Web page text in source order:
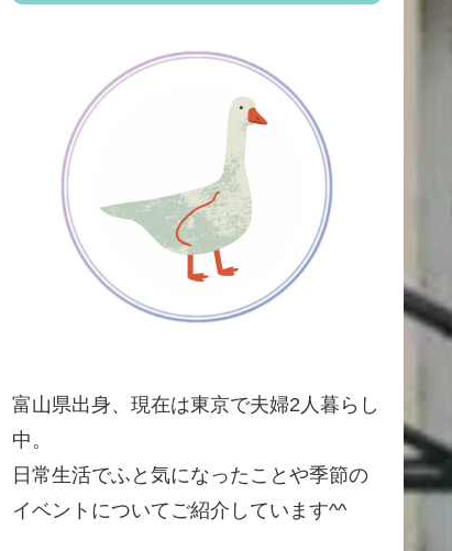
富山県出身、現在は東京で夫婦2人暮らし
中。
日常生活でふと気になったことや季節の
イベントについてご紹介しています^^